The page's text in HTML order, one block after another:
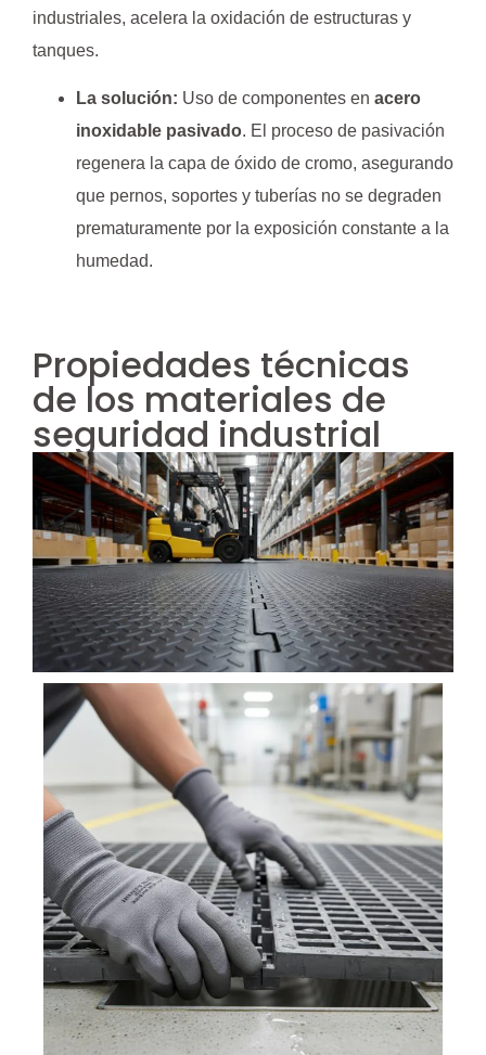
industriales, acelera la oxidación de estructuras y
tanques.
La solución: Uso de componentes en acero
inoxidable pasivado. El proceso de pasivación
regenera la capa de óxido de cromo, asegurando
que pernos, soportes y tuberías no se degraden
prematuramente por la exposición constante a la
humedad.
Propiedades técnicas
de los materiales de
seguridad industrial